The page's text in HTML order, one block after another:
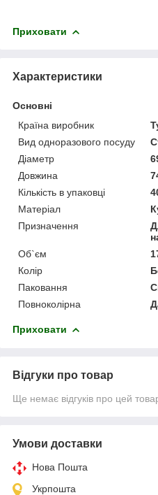
Приховати
Характеристики
Основні
Країна виробник
Вид одноразового посуду
Діаметр
Довжина
Кількість в упаковці
Матеріал
Призначення
Об`єм
Колір
Паковання
Повноколірна
Приховати
Відгуки про товар
Ще немає відгуків про цей
Умови доставки
Нова Пошта
Укрпошта